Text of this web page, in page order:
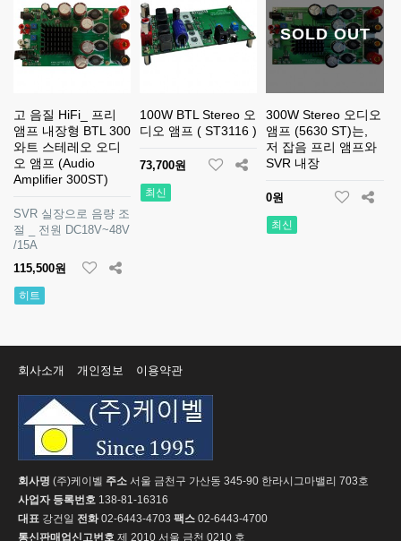
고 음질 HiFi_ 프리
앰프 내장형 BTL 300
와트 스테레오 오디
오 앰프 (Audio
Amplifier 300ST)
SVR 실장으로 음량 조
절 _ 전원 DC18V~48V
/15A
115,500원
히트
100W BTL Stereo 오
디오 앰프 ( ST3116 )
73,700원
최신
SOLD OUT
300W Stereo 오디오
앰프 (5630 ST)는,
저 잡음 프리 앰프와
SVR 내장
0원
최신
회사소개 개인정보 이용약관
회사명 (주)케이벨 주소 서울 금천구 가산동 345-90 한라시그마밸리 703호
사업자 등록번호 138-81-16316
대표 강건일 전화02-6443-4703 팩스 02-6443-4700
통신판매업신고번호 제 2010 서울 금천 0210 호